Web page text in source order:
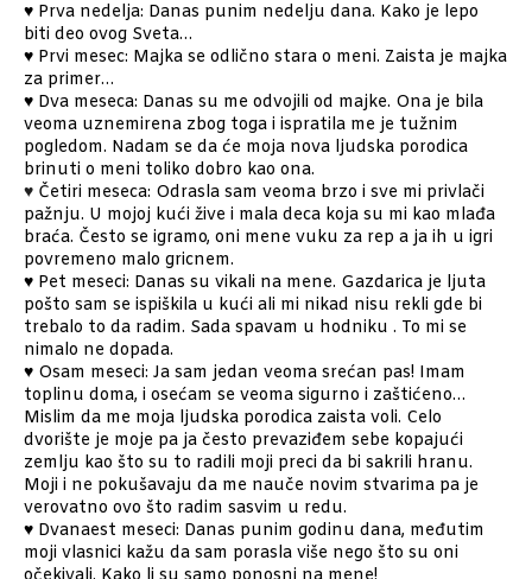
♥ Prva nedelja: Danas punim nedelju dana. Kako je lepo
biti deo ovog Sveta…
♥ Prvi mesec: Majka se odlično stara o meni. Zaista je majka
za primer…
♥ Dva meseca: Danas su me odvojili od majke. Ona je bila
veoma uznemirena zbog toga i ispratila me je tužnim
pogledom. Nadam se da će moja nova ljudska porodica
brinuti o meni toliko dobro kao ona.
♥ Četiri meseca: Odrasla sam veoma brzo i sve mi privlači
pažnju. U mojoj kući žive i mala deca koja su mi kao mlađa
braća. Često se igramo, oni mene vuku za rep a ja ih u igri
povremeno malo gricnem.
♥ Pet meseci: Danas su vikali na mene. Gazdarica je ljuta
pošto sam se ispiškila u kući ali mi nikad nisu rekli gde bi
trebalo to da radim. Sada spavam u hodniku . To mi se
nimalo ne dopada.
♥ Osam meseci: Ja sam jedan veoma srećan pas! Imam
toplinu doma, i osećam se veoma sigurno i zaštićeno…
Mislim da me moja ljudska porodica zaista voli. Celo
dvorište je moje pa ja često prevaziđem sebe kopajući
zemlju kao što su to radili moji preci da bi sakrili hranu.
Moji i ne pokušavaju da me nauče novim stvarima pa je
verovatno ovo što radim sasvim u redu.
♥ Dvanaest meseci: Danas punim godinu dana, međutim
moji vlasnici kažu da sam porasla više nego što su oni